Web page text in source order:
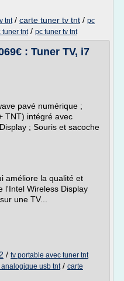
tnt/ carte tuner tv tnt / pc
tuner tnt/ pc tuner tv tnt
: Tuner TV, i7
pavé numérique ;
TNT) intégré avec
; Souris et sacoche
améliore la qualité et
l'Intel Wireless Display
une TV...
/ tv portable avec tuner tnt
analogique usb tnt/ carte